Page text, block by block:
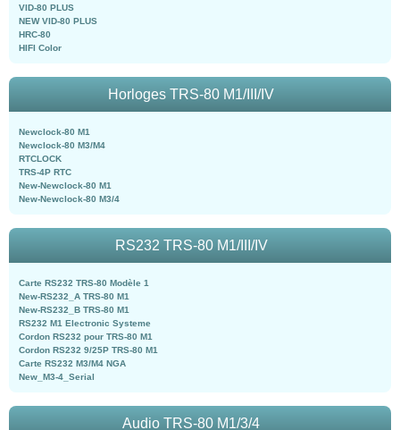
VID-80 PLUS
NEW VID-80 PLUS
HRC-80
HIFI Color
Horloges TRS-80 M1/III/IV
Newclock-80 M1
Newclock-80 M3/M4
RTCLOCK
TRS-4P RTC
New-Newclock-80 M1
New-Newclock-80 M3/4
RS232 TRS-80 M1/III/IV
Carte RS232 TRS-80 Modèle 1
New-RS232_A TRS-80 M1
New-RS232_B TRS-80 M1
RS232 M1 Electronic Systeme
Cordon RS232 pour TRS-80 M1
Cordon RS232 9/25P TRS-80 M1
Carte RS232 M3/M4 NGA
New_M3-4_Serial
Audio TRS-80 M1/3/4